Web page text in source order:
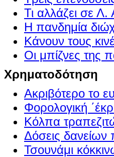
Τι αλλάζει σε Λ.
Η πανδημία
Κάνουν τους
Οι μπίζνες της
Χρηματοδότηση
Ακριβότερο το
Φορολογική
Κόλπα
Δόσεις
Τσουνάμι